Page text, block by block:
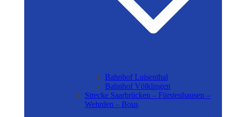
Bahnhof Luisenthal
Bahnhof Völklingen
Strecke Saarbrücken – Fürstenhausen –
Wehrden – Bous